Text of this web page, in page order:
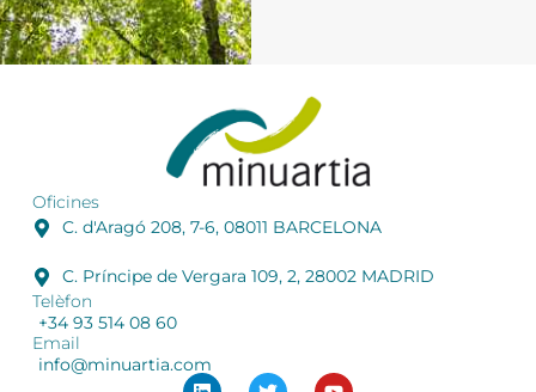
Oficines
C. d'Aragó 208, 7-6, 08011 BARCELONA
C. Príncipe de Vergara 109, 2, 28002 MADRID
Telèfon
+34 93 514 08 60
Email
info@minuartia.com